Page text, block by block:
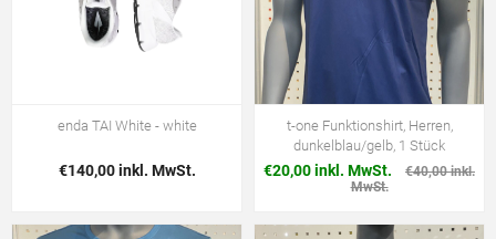
enda TAI White - white
€140,00 inkl. MwSt.
t-one Funktionshirt, Herren,
dunkelblau/gelb, 1 Stück
€20,00 inkl. MwSt.
€40,00 inkl.
MwSt.